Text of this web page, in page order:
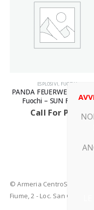
–
CARTUCCE,CARTUCCE
SELLIER &
Cartucce
69GR
Call For
© Armeria CentroSport
Fiume, 2 - Loc. San Giacomo